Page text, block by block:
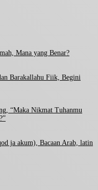
Mana yang Benar?
Barakallahu Fiik, Begini
“Maka Nikmat Tuhanmu
ja akum), Bacaan Arab, latin